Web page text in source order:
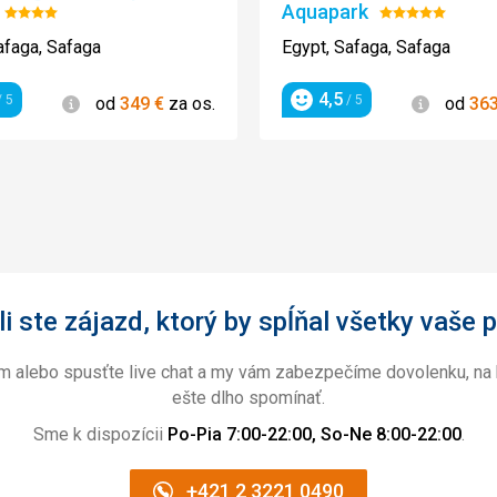
co
příjemné.
Google
malá a starala se o
se na oplátku
to bylo úplně
poznáš přítele
moc poděkovat.
Ubytovanie
na zemi. Vlastní
bungalovů. Jestli
nezajímá. Protože
dostanete
Hodnotenie:
4/5
Safaga
5 Informácie
od 349 € za os.
Aquapark Hodnotenie:
5/5
Egypt, Safaga, Safaga
Hodnotenie
4,5 / 5 od 363
ste zájazd, ktorý by spĺňal všetky vaše
alebo spusťte live chat a my vám zabezpečíme dovolenku, na
ešte dlho spomínať.
Sme k dispozícii Po-Pia 7:00-22:00, So-Ne 8:00-22:00.
+421 2 3221 0490